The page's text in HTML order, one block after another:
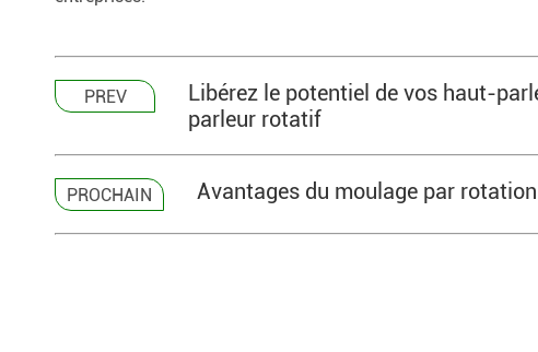
PREV
Libérez le potentiel de vos haut-
parleur rotatif
PROCHAIN Avantages du moulage par